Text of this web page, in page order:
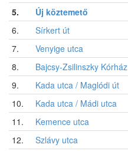
5.
Új köztemető
6.
Sírkert út
7.
Venyige utca
8.
Bajcsy-Zsilinszky Kórház
9.
Kada utca / Maglódi út
10.
Kada utca / Mádi utca
11.
Kemence utca
12.
Szlávy utca